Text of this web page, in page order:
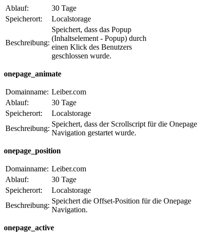
Ablauf:
30 Tage
Speicherort:
Localstorage
Beschreibung:
Speichert, dass das Popup
(Inhaltselement - Popup) durch
einen Klick des Benutzers
geschlossen wurde.
onepage_animate
Domainname: Leiber.com
Ablauf:
30 Tage
Speicherort:
Localstorage
Beschreibung:
Speichert, dass der Scrollscript für die Onepage
Navigation gestartet wurde.
onepage_position
Domainname: Leiber.com
Ablauf:
30 Tage
Speicherort:
Localstorage
Beschreibung:
Speichert die Offset-Position für die Onepage
Navigation.
onepage_active